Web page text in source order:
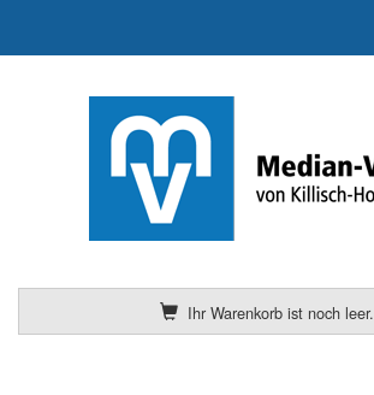
Ihr Warenkorb ist noch leer.